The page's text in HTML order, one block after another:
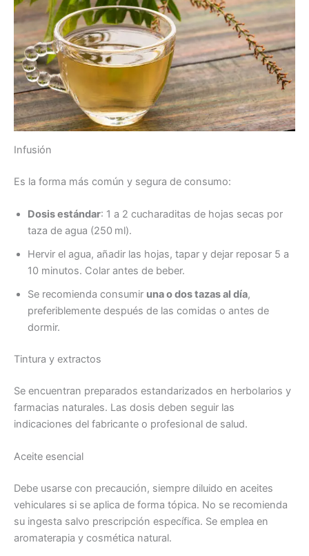
Infusión
Es la forma más común y segura de consumo:
Dosis estándar: 1 a 2 cucharaditas de hojas secas por
taza de agua (250 ml).
Hervir el agua, añadir las hojas, tapar y dejar reposar 5 a
10 minutos. Colar antes de beber.
Se recomienda consumir una o dos tazas al día,
preferiblemente después de las comidas o antes de
dormir.
Tintura y extractos
Se encuentran preparados estandarizados en herbolarios y
farmacias naturales. Las dosis deben seguir las
indicaciones del fabricante o profesional de salud.
Aceite esencial
Debe usarse con precaución, siempre diluido en aceites
vehiculares si se aplica de forma tópica. No se recomienda
su ingesta salvo prescripción específica. Se emplea en
aromaterapia y cosmética natural.